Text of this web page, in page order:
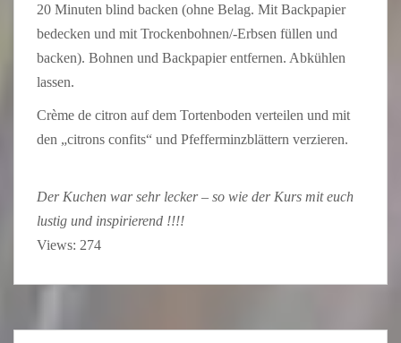
20 Minuten blind backen (ohne Belag. Mit Backpapier
bedecken und mit Trockenbohnen/-Erbsen füllen und
backen). Bohnen und Backpapier entfernen. Abkühlen
lassen.
Crème de citron auf dem Tortenboden verteilen und mit
den „citrons confits“ und Pfefferminzblättern verzieren.
Der Kuchen war sehr lecker – so wie der Kurs mit euch
lustig und inspirierend !!!!
Views: 274